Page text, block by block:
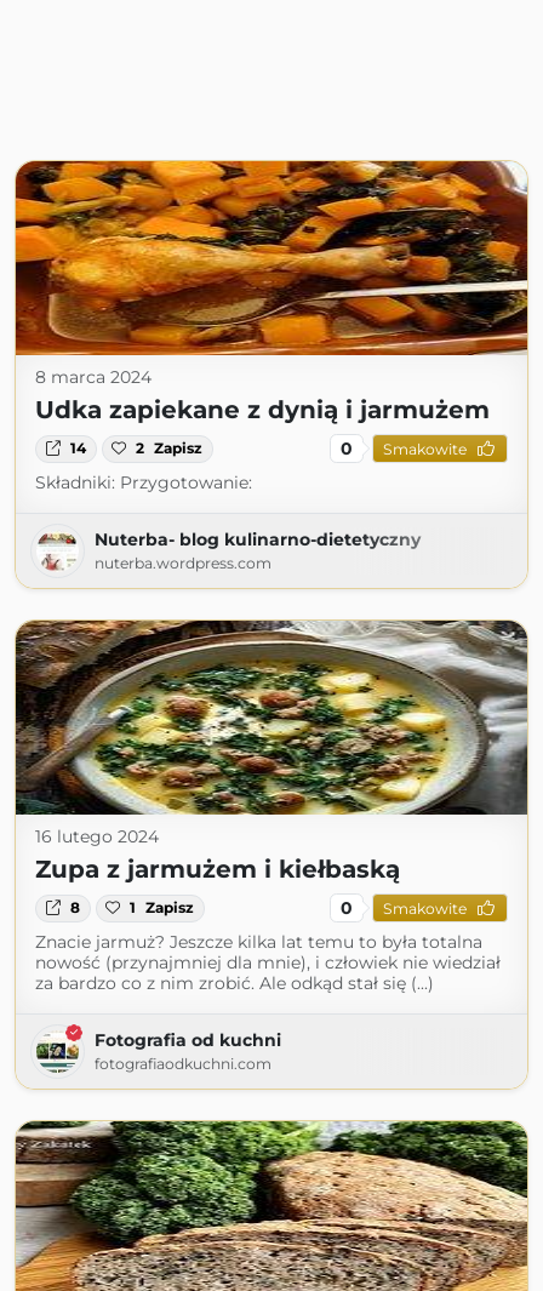
8 marca 2024
Udka zapiekane z dynią i jarmużem
14 2 Zapisz 0 Smakowite
Składniki: Przygotowanie:
Nuterba- blog kulinarno-dietetyczny
nuterba.wordpress.com
16 lutego 2024
Zupa z jarmużem i kiełbaską
8 1 Zapisz 0 Smakowite
Znacie jarmuż? Jeszcze kilka lat temu to była totalna
nowość (przynajmniej dla mnie), i człowiek nie wiedział
za bardzo co z nim zrobić. Ale odkąd stał się (...)
Fotografia od kuchni
fotografiaodkuchni.com